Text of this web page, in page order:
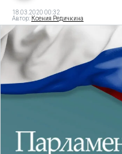
18.03.2020 00:32
Автор: Ксения Редичкина